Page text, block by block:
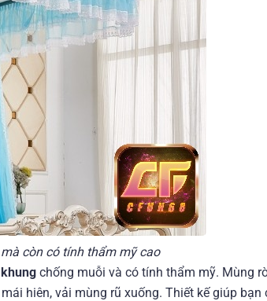
còn có tính thẩm mỹ cao
chống muỗi và có tính thẩm mỹ. Mùng
hiên, vải mùng rũ xuống. Thiết kế giúp bạn